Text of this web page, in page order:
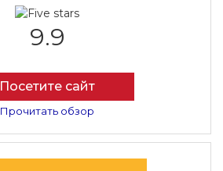
9.9
Посетите сайт
Прочитать обзор